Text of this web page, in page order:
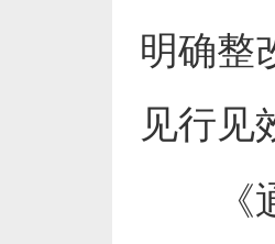
明确整
见行见
《通